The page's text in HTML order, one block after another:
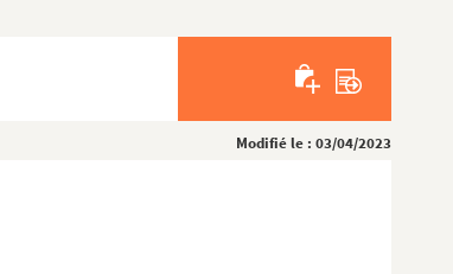
Modifié le : 03/04/2023